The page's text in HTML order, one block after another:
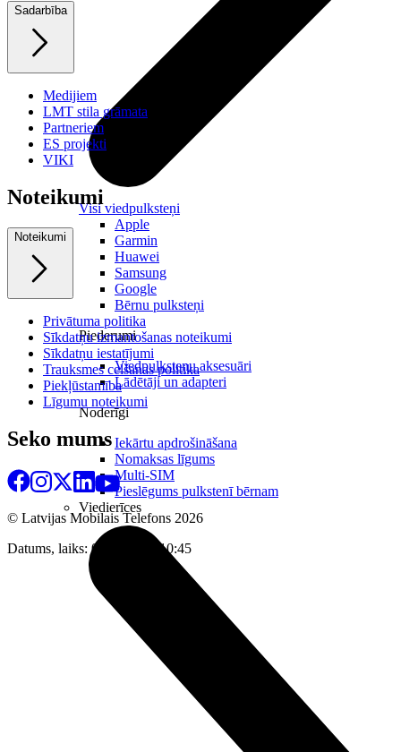
Visi viedpulksteņi
Apple
Garmin
Huawei
Samsung
Google
Bērnu pulksteņi
Piederumi
Viedpulksteņu aksesuāri
Lādētāji un adapteri
Noderīgi
Iekārtu apdrošināšana
Nomaksas līgums
Multi-SIM
Pieslēgums pulkstenī bērnam
Viedierīces
Sadarbība
Medijiem
LMT stila grāmata
Partneriem
ES projekti
VIKI
Noteikumi
Noteikumi
Privātuma politika
Sīkdatņu izmantošanas noteikumi
Sīkdatņu iestatījumi
Trauksmes celšanas politika
Piekļūstamība
Līgumu noteikumi
Seko mums
© Latvijas Mobilais Telefons 2026
Datums, laiks: 06.08.2026 10:45